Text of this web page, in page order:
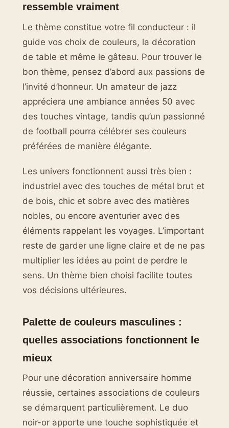
ressemble vraiment
Le thème constitue votre fil conducteur : il
guide vos choix de couleurs, la décoration
de table et même le gâteau. Pour trouver le
bon thème, pensez d’abord aux passions de
l’invité d’honneur. Un amateur de jazz
appréciera une ambiance années 50 avec
des touches vintage, tandis qu’un passionné
de football pourra célébrer ses couleurs
préférées de manière élégante.
Les univers fonctionnent aussi très bien :
industriel avec des touches de métal brut et
de bois, chic et sobre avec des matières
nobles, ou encore aventurier avec des
éléments rappelant les voyages. L’important
reste de garder une ligne claire et de ne pas
multiplier les idées au point de perdre le
sens. Un thème bien choisi facilite toutes
vos décisions ultérieures.
Palette de couleurs masculines :
quelles associations fonctionnent le
mieux
Pour une décoration anniversaire homme
réussie, certaines associations de couleurs
se démarquent particulièrement. Le duo
noir-or apporte une touche sophistiquée et